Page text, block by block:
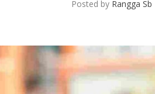
Posted by Rangga Sb